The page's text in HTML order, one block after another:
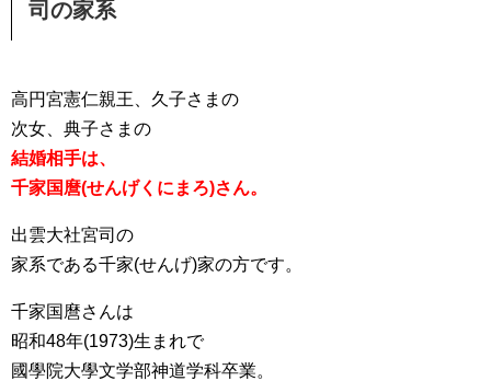
司の家系
高円宮憲仁親王、久子さまの
次女、典子さまの
結婚相手は、
千家国麿(せんげくにまろ)さん。
出雲大社宮司の
家系である千家(せんげ)家の方です。
千家国麿さんは
昭和48年(1973)生まれで
國學院大學文学部神道学科卒業。